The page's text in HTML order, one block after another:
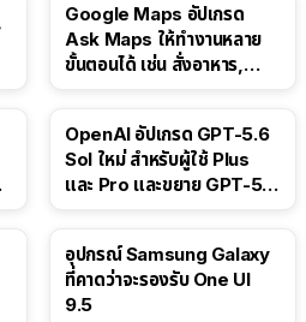
Google Maps อัปเกรด
Ask Maps ให้ทำงานหลาย
ขั้นตอนได้ เช่น สั่งอาหาร,
OpenAI อัปเกรด GPT-5.6
Sol ใหม่ สำหรับผู้ใช้ Plus
และ Pro และขยาย GPT-5.6
อุปกรณ์ Samsung Galaxy
ที่คาดว่าจะรองรับ One UI
9.5